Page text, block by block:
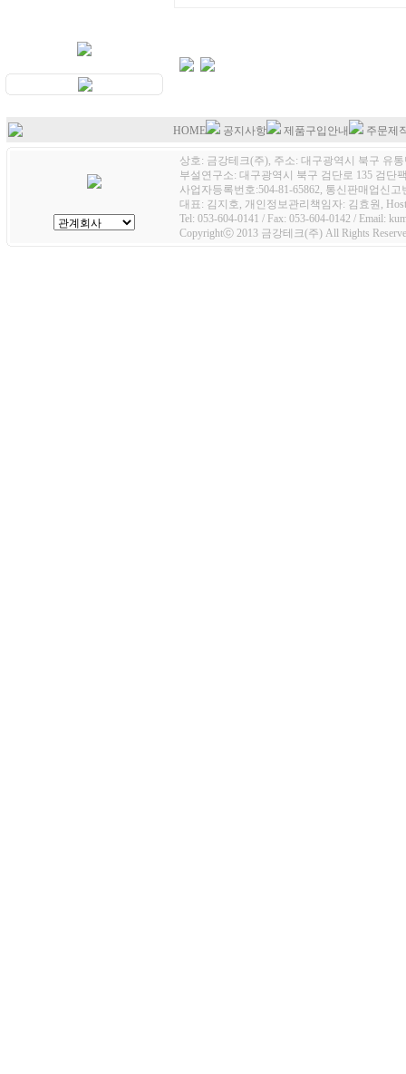
HOME 공지사항 제품구입안내 주문제
상호: 금강테크(주), 주소: 대구광역시 북구 유
부설연구소: 대구광역시 북구 검단로 135 검단
사업자등록번호:504-81-65862, 통신판매업신고
대표: 김지호, 개인정보관리책임자: 김효원,
Tel: 053-604-0141 / Fax: 053-604-0142 / Email:
Copyrightⓒ 2013 금강테크(주) All Rights